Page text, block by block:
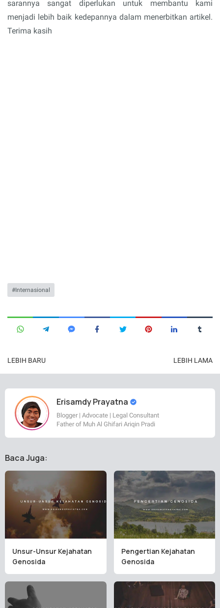
sarannya sangat diperlukan untuk membantu kami
menjadi lebih baik kedepannya dalam menerbitkan artikel.
Terima kasih
Internasional
LEBIH BARU LEBIH LAMA
Erisamdy Prayatna
Blogger | Advocate | Legal Consultant
Father of Muh Al Ghifari Ariqin Pradi
Baca Juga:
Unsur-Unsur Kejahatan
Genosida
Pengertian Kejahatan
Genosida